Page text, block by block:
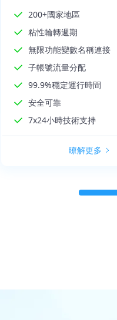
200+國家地區
粘性輪轉週期
無限功能變數名稱連接
子帳號流量分配
99.9%穩定運行時間
安全可靠
7x24小時技術支持
瞭解更多